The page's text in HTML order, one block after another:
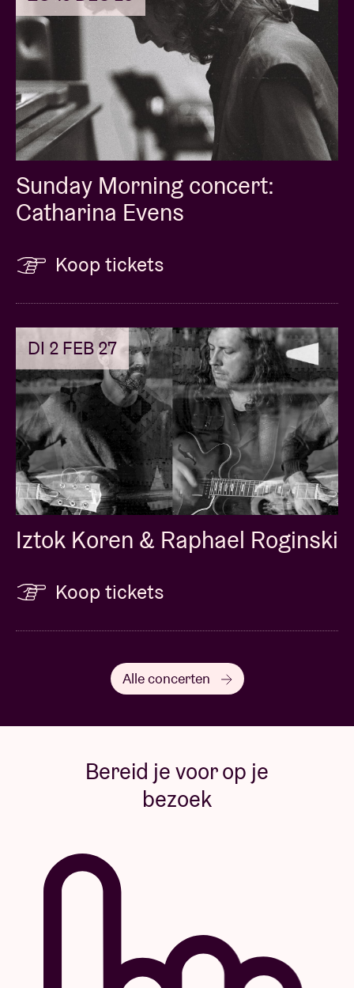
Sunday Morning concert:
Catharina Evens
Koop tickets
DI 2 FEB 27
Iztok Koren & Raphael Roginski
Koop tickets
Alle concerten
Bereid je voor op je
bezoek